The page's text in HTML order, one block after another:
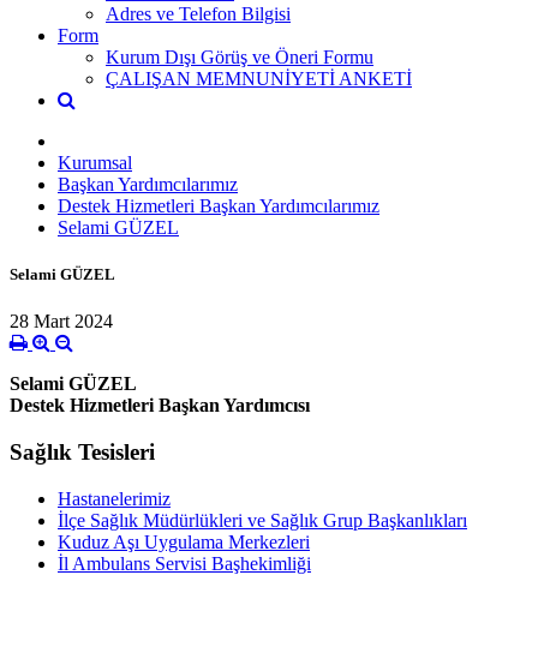
Adres ve Telefon Bilgisi
Form
Kurum Dışı Görüş ve Öneri Formu
ÇALIŞAN MEMNUNİYETİ ANKETİ
Kurumsal
Başkan Yardımcılarımız
Destek Hizmetleri Başkan Yardımcılarımız
Selami GÜZEL
Selami GÜZEL
28 Mart 2024
Selami GÜZEL
Destek Hizmetleri Başkan Yardımcısı
Sağlık Tesisleri
Hastanelerimiz
İlçe Sağlık Müdürlükleri ve Sağlık Grup Başkanlıkları
Kuduz Aşı Uygulama Merkezleri
İl Ambulans Servisi Başhekimliği